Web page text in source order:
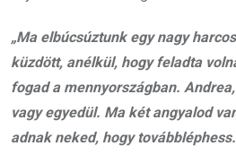
„Ma elbúcsúztunk egy nagy
küzdött, anélkül, hogy feladta
fogad a mennyországban.
vagy egyedül. Ma két angyalod
adnak neked, hogy